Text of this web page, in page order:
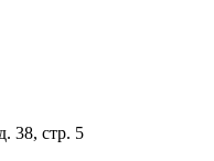
38, стр. 5